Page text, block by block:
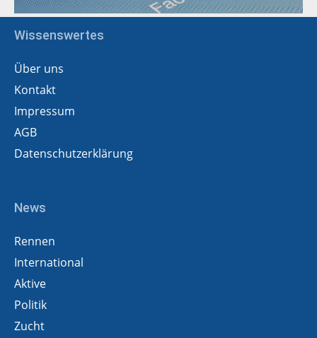
Wissenswertes
Über uns
Kontakt
Impressum
AGB
Datenschutzerklärung
News
Rennen
International
Aktive
Politik
Zucht